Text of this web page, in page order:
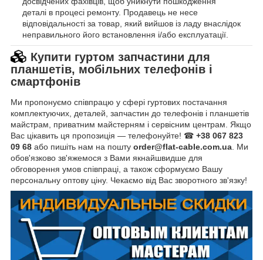
деталі в процесі ремонту. Продавець не несе
відповідальності за товар, який вийшов із ладу внаслідок
неправильного його встановлення і/або експлуатації.
Купити гуртом запчастини для
планшетів, мобільних телефонів і
смартфонів
Ми пропонуємо співпрацю у сфері гуртових постачання
комплектуючих, деталей, запчастин до телефонів і планшетів
майстрам, приватним майстерням і сервісним центрам. Якщо
Вас цікавить ця пропозиція — телефонуйте! ☎ +38 067 823
09 68 або пишіть нам на пошту order@flat-cable.com.ua. Ми
обов'язково зв'яжемося з Вами якнайшвидше для
обговорення умов співпраці, а також сформуємо Вашу
персональну оптову ціну. Чекаємо від Вас зворотного зв'язку!